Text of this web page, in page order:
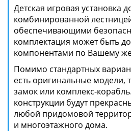
Детская игровая установка
комбинированной
обеспечивающими
комплектация может быть
компонентами по Вашему
Помимо стандартных
есть оригинальные модели,
замок или комплекс-
конструкции будут
любой придомовой
и многоэтажного дома.